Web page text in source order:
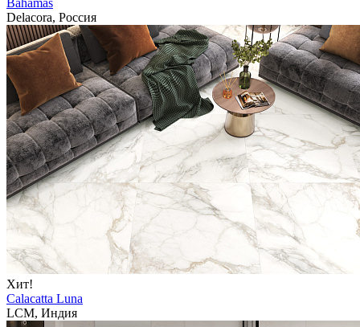
Bahamas
Delacora, Россия
Хит!
Calacatta Luna
LCM, Индия